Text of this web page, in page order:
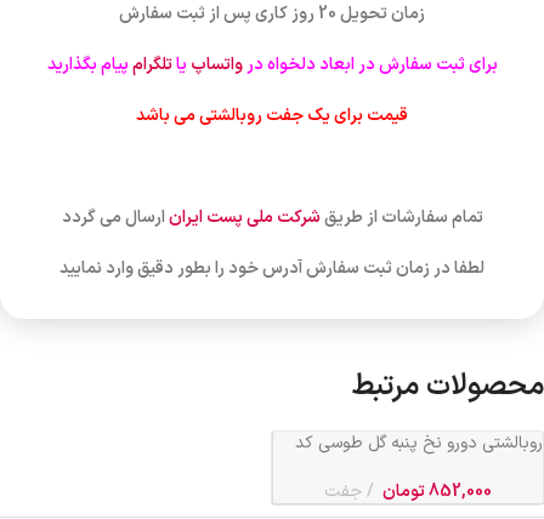
زمان تحویل 20 روز کاری پس از ثبت سفارش
برای ثبت سفارش در ابعاد دلخواه درواتساپ یاتلگرامپیام بگذارید
قیمت برای یک جفت روبالشتی می باشد
تمام سفارشات از طریقشرکت ملی پست ایرانارسال می گردد
لطفا در زمان ثبت سفارش آدرس خود را بطور دقیق وارد نمایید
محصولات مرتبط
روبالشتی دورو نخ پنبه گل طوسی کد
852,000تومان جفت